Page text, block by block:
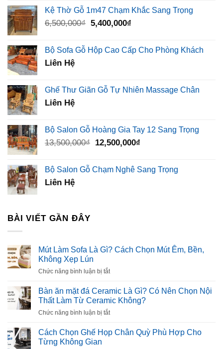
Kệ Thờ Gỗ 1m47 Chạm Khắc Sang Trọng
6,500,000₫ Giá
là:
6,500,000₫.
5,400,000₫
tại
là:
Bộ Sofa Gỗ Hộp Cao Cấp Cho Phòng Khách
Liên Hệ
Ghế Thư Giãn Gỗ Tự Nhiên Massage Chân
Liên Hệ
Bộ Salon Gỗ Hoàng Gia Tay 12 Sang Trọng
13,500,000₫ Giá
là:
13,500,000₫.
12,500,000₫
tại
là:
Bộ Salon Gỗ Chạm Nghê Sang Trọng
Liên Hệ
BÀI VIẾT GẦN ĐÂY
Mút Làm Sofa Là Gì? Cách Chọn Mút Êm, Bền,
Không Xẹp Lún
Chức năng bình luận bị tắtở
Làm
Sofa
Gì?
Chọn
Bàn ăn mặt đá Ceramic Là Gì? Có Nên Chọn Nội
Thất Làm Từ Ceramic Không?
Chức năng bình luận bị tắtở
ăn
Cách Chọn Ghế Họp Chân Quỳ Phù Hợp Cho
Từng Không Gian